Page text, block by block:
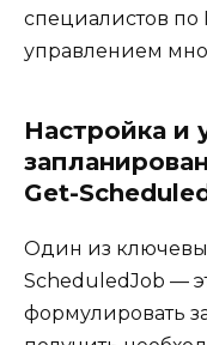
специалистов по
управлением
Настройка и
Get-
Один из
ScheduledJob —
формулировать